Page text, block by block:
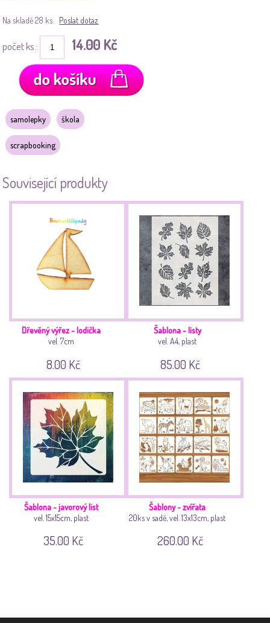
Na skladě 28 ks. Poslat dotaz
počet ks.: 14.00 Kč
samolepky škola
scrapbooking
Související produkty
Dřevěný výřez - lodička
vel. 7cm
8.00 Kč
Šablona - listy
vel. A4, plast
85.00 Kč
Šablona - javorový list
vel. 15x15cm, plast
35.00 Kč
Šablony - zvířata
20ks v sadě, vel. 13x13cm, plast
260.00 Kč